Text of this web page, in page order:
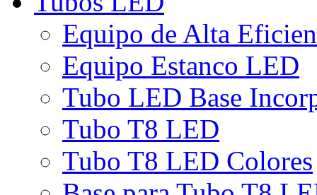
Equipo de Alta
Equipo Estanco LED
Tubo LED Base
Tubo T8 LED
Tubo T8 LED Colores